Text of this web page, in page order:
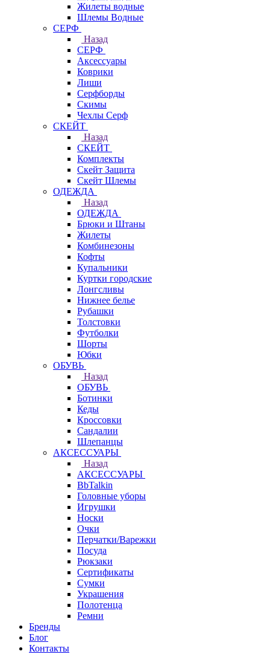
Жилеты водные
Шлемы Водные
СЕРФ
Назад
СЕРФ
Аксессуары
Коврики
Лиши
Серфборды
Скимы
Чехлы Cерф
СКЕЙТ
Назад
СКЕЙТ
Комплекты
Скейт Защита
Скейт Шлемы
ОДЕЖДА
Назад
ОДЕЖДА
Брюки и Штаны
Жилеты
Комбинезоны
Кофты
Купальники
Куртки городские
Лонгсливы
Нижнее белье
Рубашки
Толстовки
Футболки
Шорты
Юбки
ОБУВЬ
Назад
ОБУВЬ
Ботинки
Кеды
Кроссовки
Сандалии
Шлепанцы
АКСЕССУАРЫ
Назад
АКСЕССУАРЫ
BbTalkin
Головные уборы
Игрушки
Носки
Очки
Перчатки/Варежки
Посуда
Рюкзаки
Сертификаты
Сумки
Украшения
Полотенца
Ремни
Бренды
Блог
Контакты